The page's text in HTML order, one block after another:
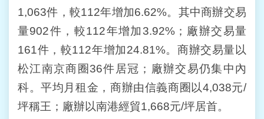
公1,063件，較112年增加6.62%。其中商辦交易
量902件，較112年增加3.92%；廠辦交易量
161件，較112年增加24.81%。商辦交易量以
松江南京商圈36件居冠；廠辦交易仍集中內
科。平均月租金，商辦由信義商圈以4,038元/
坪稱王；廠辦以南港經貿1,668元/坪居首。